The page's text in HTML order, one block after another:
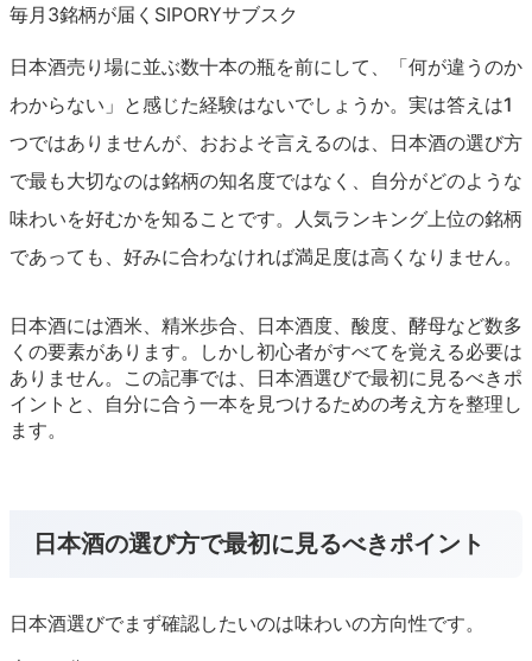
毎月3銘柄が届くSIPORYサブスク
日本酒売り場に並ぶ数十本の瓶を前にして、「何が違うのか
わからない」と感じた経験はないでしょうか。実は答えは1
つではありませんが、おおよそ言えるのは、日本酒の選び方
で最も大切なのは銘柄の知名度ではなく、自分がどのような
味わいを好むかを知ることです。人気ランキング上位の銘柄
であっても、好みに合わなければ満足度は高くなりません。
日本酒には酒米、精米歩合、日本酒度、酸度、酵母など数多
くの要素があります。しかし初心者がすべてを覚える必要は
ありません。この記事では、日本酒選びで最初に見るべきポ
イントと、自分に合う一本を見つけるための考え方を整理し
ます。
日本酒の選び方で最初に見るべきポイント
日本酒選びでまず確認したいのは味わいの方向性です。